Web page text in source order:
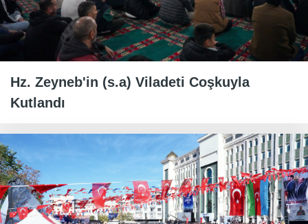
Hz. Zeyneb'in (s.a) Viladeti Coşkuyla
Kutlandı